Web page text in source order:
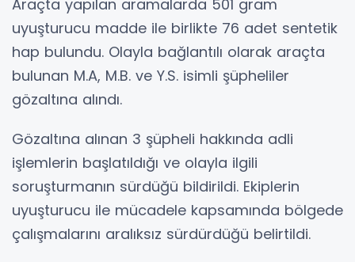
Araçta yapılan aramalarda 501 gram
uyuşturucu madde ile birlikte 76 adet sentetik
hap bulundu. Olayla bağlantılı olarak araçta
bulunan M.A, M.B. ve Y.S. isimli şüpheliler
gözaltına alındı.
Gözaltına alınan 3 şüpheli hakkında adli
işlemlerin başlatıldığı ve olayla ilgili
soruşturmanın sürdüğü bildirildi. Ekiplerin
uyuşturucu ile mücadele kapsamında bölgede
çalışmalarını aralıksız sürdürdüğü belirtildi.